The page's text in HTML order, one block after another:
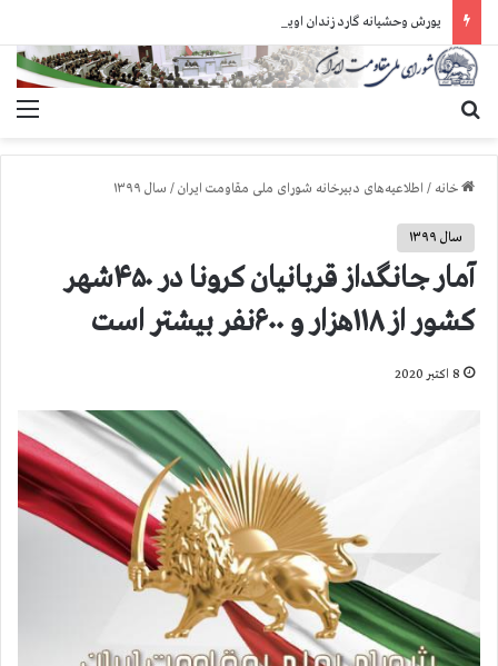
یورش وحشیانه گارد زندان اوین به سالن ۵ بند ۷ و ضرب و شتم زندانیان
خانه / اطلاعیه‌های دبیرخانه شورای ملی مقاومت ایران/ سال ۱۳۹۹
سال ۱۳۹۹
آمار جانگداز قربانیان کرونا در ۴۵۰شهر
کشور از ۱۱۸هزار و ۶۰۰نفر بیشتر است
8 اکتبر 2020